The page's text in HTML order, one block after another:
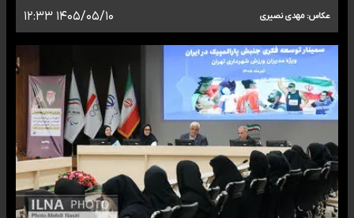
عکاس: مهدی نصیری ۱۴۰۵/۰۵/۱۰ ۱۲:۳۳